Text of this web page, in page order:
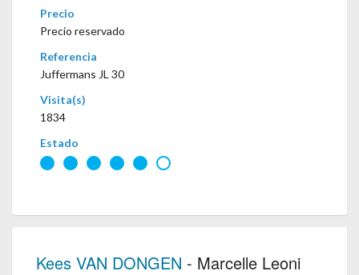
Precio
Precio reservado
Referencia
Juffermans JL 30
Visita(s)
1834
Estado
Kees VAN DONGEN - Marcelle Leoni